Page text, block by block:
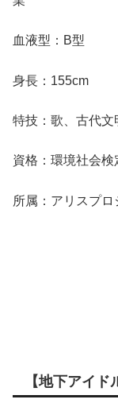
血液型：B型
身長：155cm
特技：歌、古代
資格：環境社会
所属：アリスプロ
【地下アイド